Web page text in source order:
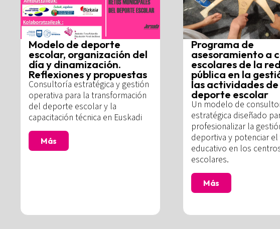
Modelo de deporte
escolar, organización del
día y dinamización.
Reflexiones y propuestas
Consultoría estratégica y gestión
operativa para la transformación
del deporte escolar y la
capacitación técnica en Euskadi
Más
Programa de
asesoramiento a
escolares de la red
pública en la
las actividades de
deporte escolar
Un modelo de
estratégica diseñado
profesionalizar la
deportiva y potenciar
educativo en los
escolares.
Más